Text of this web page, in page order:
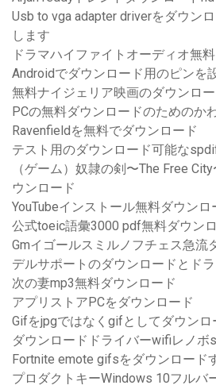
Usb to vga adapter driverをダウン
します
ドラマハイファイトオーディオ無
Androidでダウンロード用のピンを
無料ナイジェリア映画のダウンロ
PCの無料ダウンロードのためのか
Ravenfieldを無料でダウンロード
テスト用のダウンロード可能な
（ゲーム）奴隷の剣〜The Free
ウンロード
YouTubeインストール無料ダウンロ
公式toeic語彙3000 pdf無料ダウン
Gmイゴールスミルノフチェス急流
デルサポートのダウンロードとド
次の妻mp3無料ダウンロード
アプリストアPCをダウンロード
Gifをjpgではなくgifとしてダウンロ
ダウンロードドライバーwifiレノボ
Fortnite emote gifsをダウンロード
プロダクトキーWindows 10フルバ